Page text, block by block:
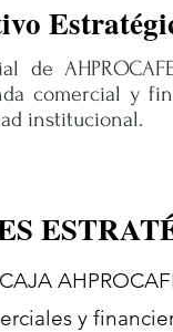
de
comercial y
institucional.
y